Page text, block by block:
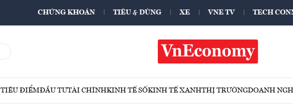
CHỨNG KHOÁN TIÊU & DÙNG XE VNE TV TECH
TIÊU ĐIỂMĐẦU TƯTÀI CHÍNHKINH TẾ SỐKINH TẾ XANHTHỊ TRƯỜNGDOANH